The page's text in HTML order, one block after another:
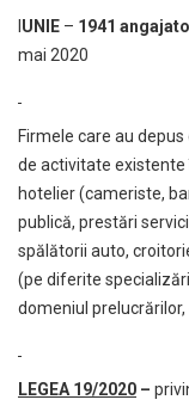
UNIE – 1941
mai 2020
Firmele care au
de activitate existente
hotelier (cameriste,
publică, prestări
spălătorii auto,
(pe diferite
domeniul prelucrărilor,
LEGEA 19/2020 –